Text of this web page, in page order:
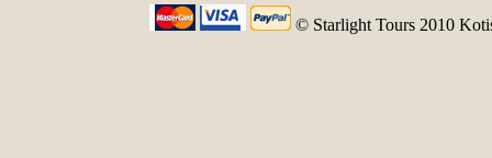
© Starlight Tours 2010